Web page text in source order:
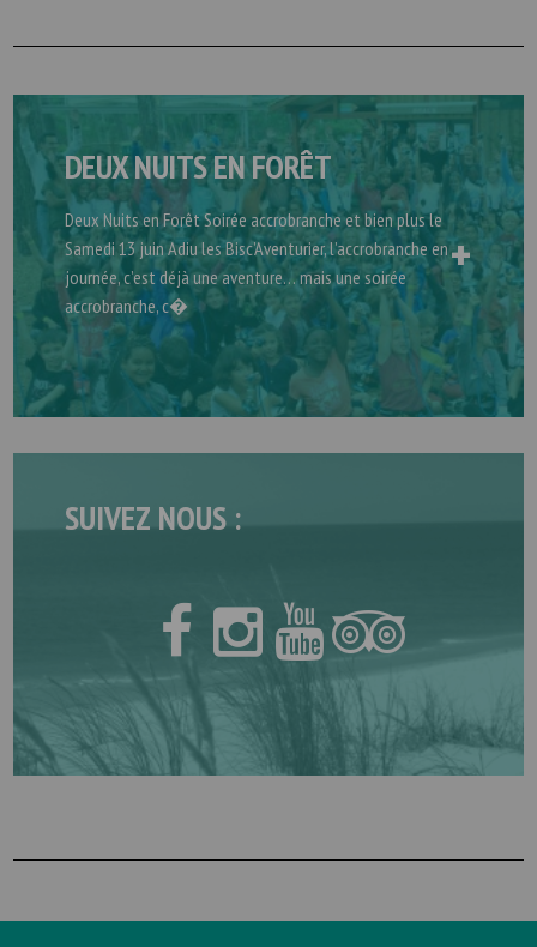
DEUX NUITS EN FORÊT
Deux Nuits en Forêt Soirée accrobranche et bien plus le
Samedi 13 juin Adiu les Bisc’Aventurier, l’accrobranche en
journée, c’est déjà une aventure… mais une soirée
accrobranche, c�
+
SUIVEZ NOUS :